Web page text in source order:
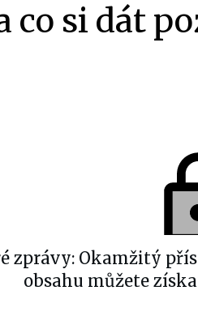
co si dát
zprávy: Okamžitý
obsahu můžete